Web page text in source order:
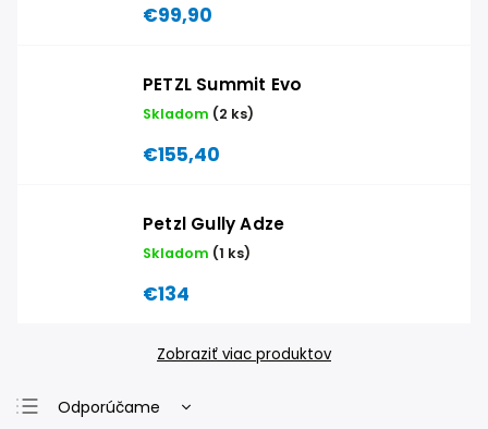
€99,90
PETZL Summit Evo
Skladom (2 ks)
€155,40
Petzl Gully Adze
Skladom (1 ks)
€134
Zobraziť viac produktov
Odporúčame